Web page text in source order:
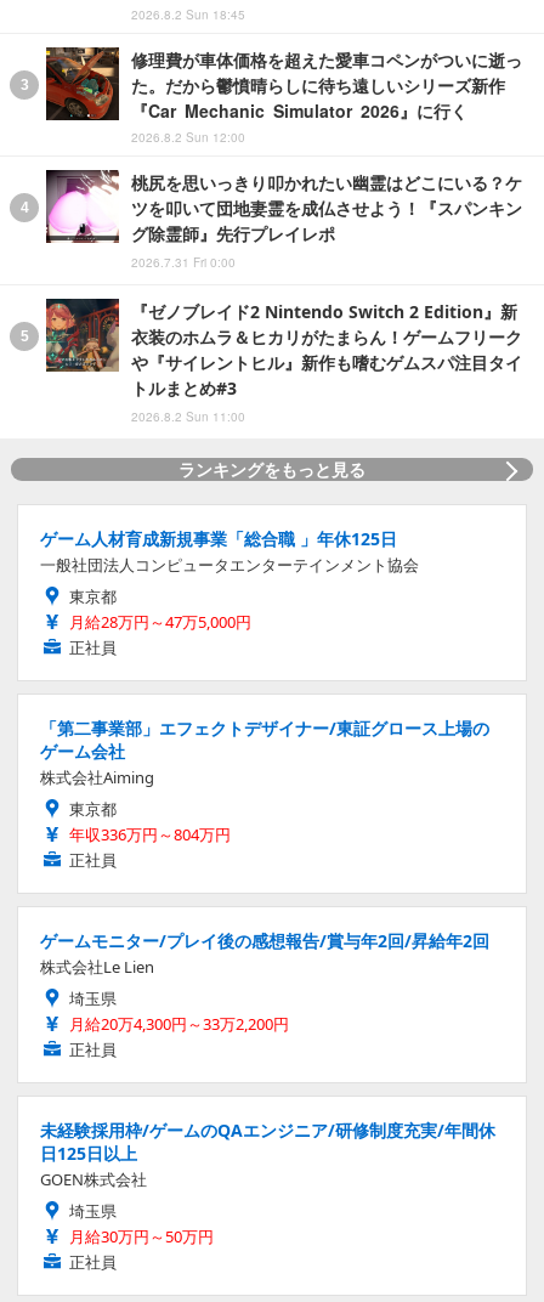
2026.8.2 Sun 18:45
修理費が車体価格を超えた愛車コペンがついに逝っ
た。だから鬱憤晴らしに待ち遠しいシリーズ新作
『Car Mechanic Simulator 2026』に行く
2026.8.2 Sun 12:00
桃尻を思いっきり叩かれたい幽霊はどこにいる？ケ
ツを叩いて団地妻霊を成仏させよう！『スパンキン
グ除霊師』先行プレイレポ
2026.7.31 Fri 0:00
『ゼノブレイド2 Nintendo Switch 2 Edition』新
衣装のホムラ＆ヒカリがたまらん！ゲームフリーク
や『サイレントヒル』新作も嗜むゲムスパ注目タイ
トルまとめ#3
2026.8.2 Sun 11:00
ランキングをもっと見る
ゲーム人材育成新規事業「総合職 」年休125日
一般社団法人コンピュータエンターテインメント協会
東京都
月給28万円～47万5,000円
正社員
「第二事業部」エフェクトデザイナー/東証グロース上場の
ゲーム会社
株式会社Aiming
東京都
年収336万円～804万円
正社員
ゲームモニター/プレイ後の感想報告/賞与年2回/昇給年2回
株式会社Le Lien
埼玉県
月給20万4,300円～33万2,200円
正社員
未経験採用枠/ゲームのQAエンジニア/研修制度充実/年間休
日125日以上
GOEN株式会社
埼玉県
月給30万円～50万円
正社員